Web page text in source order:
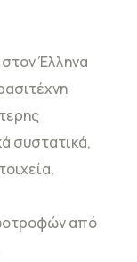
Έλληνα
συστατικά,
από